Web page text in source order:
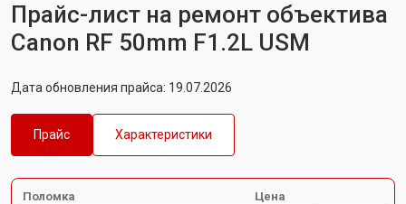
Прайс-лист на ремонт объектива
Canon RF 50mm F1.2L USM
Дата обновления прайса: 19.07.2026
Прайс Характеристики
Поломка Цена